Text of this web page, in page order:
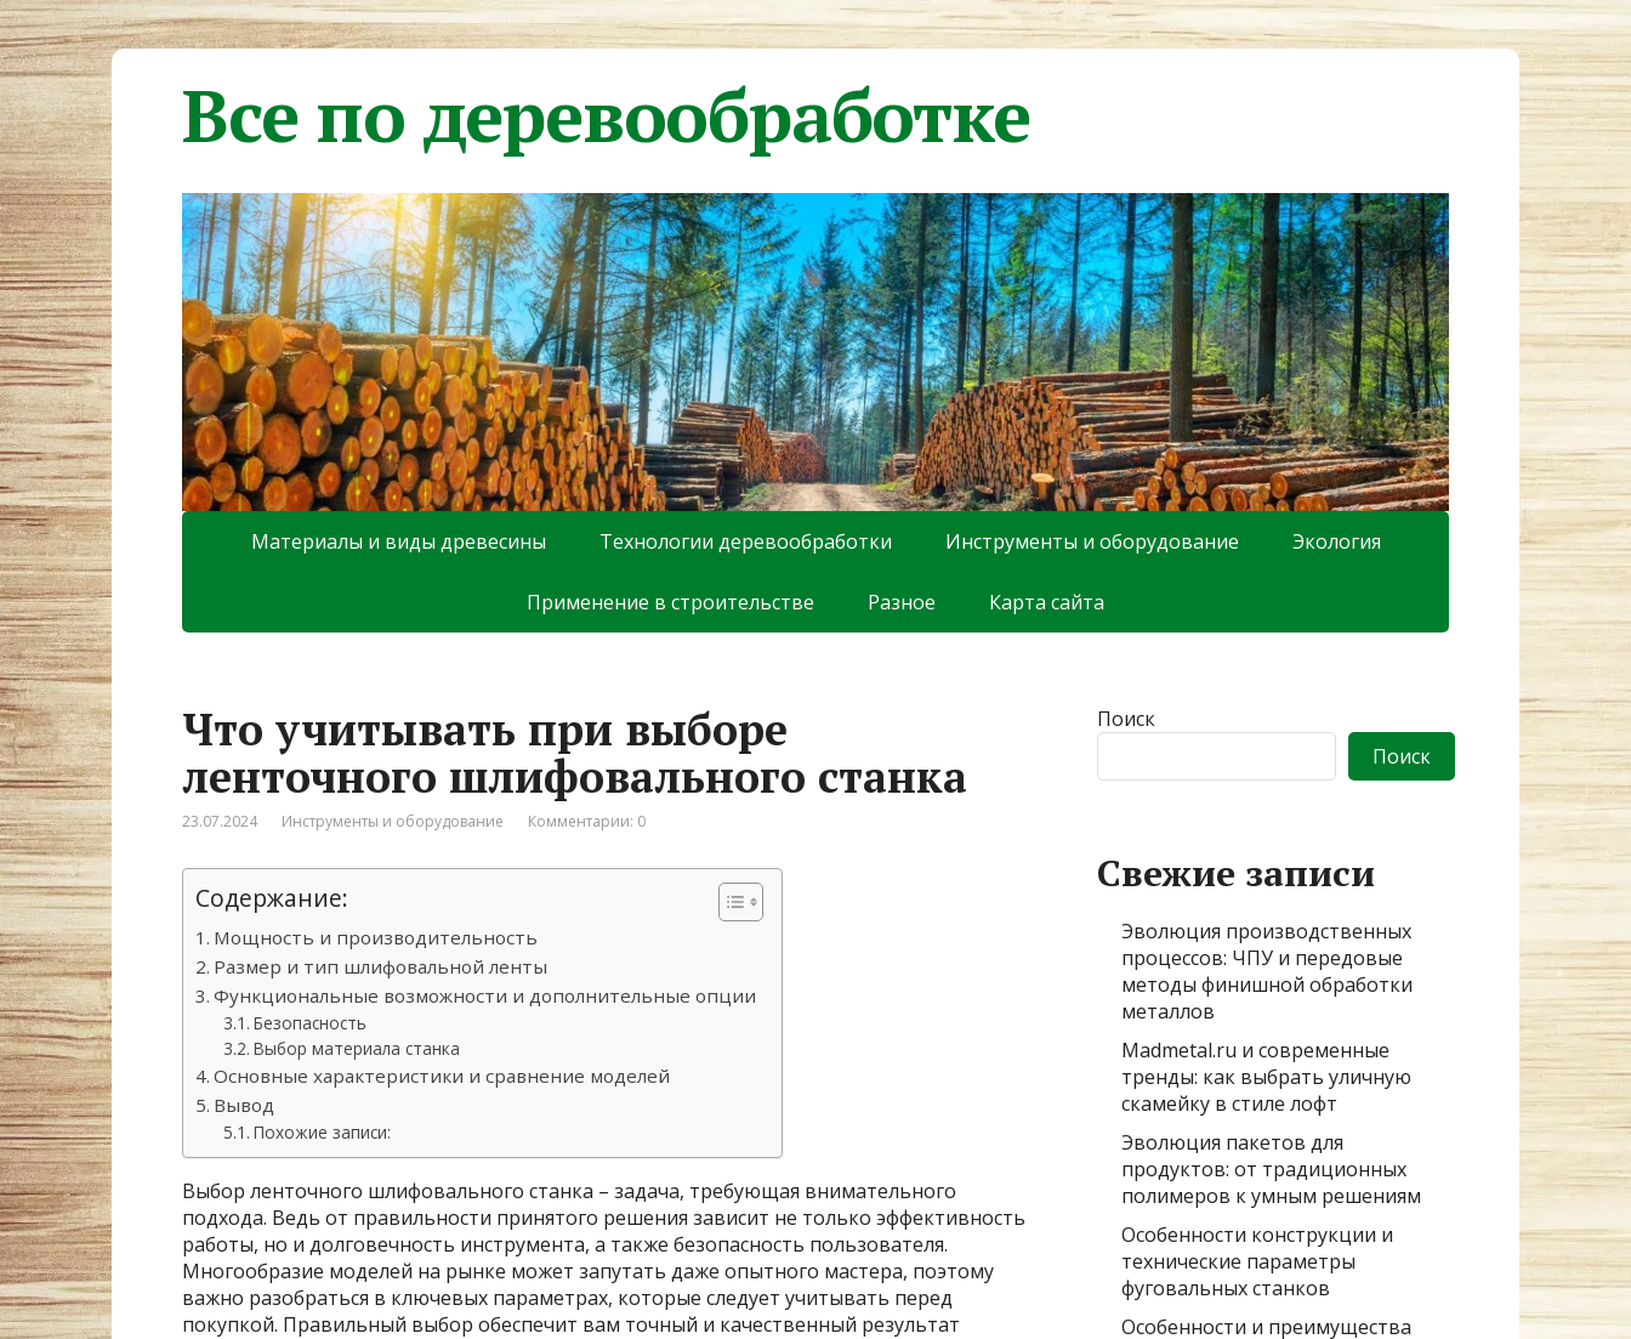
Все по деревообработке
Материалы и виды древесины Технологии деревообработки Инструменты и оборудование Экология
Применение в строительстве Разное Карта сайта
Что учитывать при выборе
ленточного шлифовального станка
23.07.2024 Инструменты и оборудование Комментарии: 0
Содержание:
Мощность и производительность
Размер и тип шлифовальной ленты
Функциональные возможности и дополнительные опции
Безопасность
Выбор материала станка
Основные характеристики и сравнение моделей
Вывод
Похожие записи:
Выбор ленточного шлифовального станка – задача, требующая внимательного
подхода. Ведь от правильности принятого решения зависит не только эффективность
работы, но и долговечность инструмента, а также безопасность пользователя.
Многообразие моделей на рынке может запутать даже опытного мастера, поэтому
важно разобраться в ключевых параметрах, которые следует учитывать перед
покупкой. Правильный выбор обеспечит вам точный и качественный результат
Поиск
Поиск
Свежие записи
Эволюция производственных
процессов: ЧПУ и передовые
методы финишной обработки
металлов
Madmetal.ru и современные
тренды: как выбрать уличную
скамейку в стиле лофт
Эволюция пакетов для
продуктов: от традиционных
полимеров к умным решениям
Особенности конструкции и
технические параметры
фуговальных станков
Особенности и преимущества